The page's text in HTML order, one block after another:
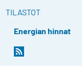
TILASTOT
Energian hinnat